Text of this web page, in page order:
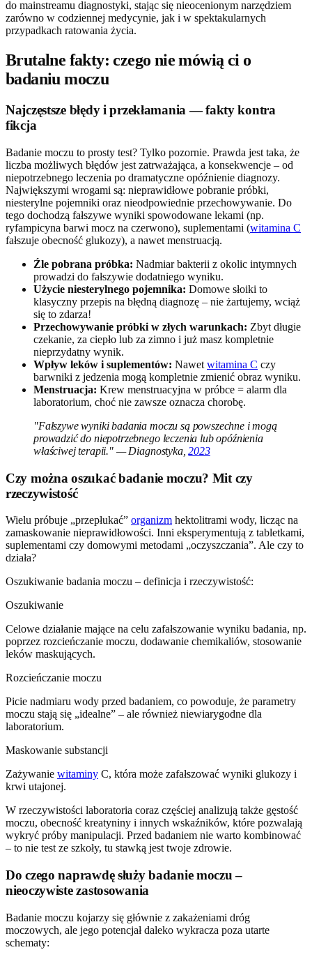
do mainstreamu diagnostyki, stając się nieocenionym narzędziem
zarówno w codziennej medycynie, jak i w spektakularnych
przypadkach ratowania życia.
Brutalne fakty: czego nie mówią ci o
badaniu moczu
Najczęstsze błędy i przekłamania — fakty kontra
fikcja
Badanie moczu to prosty test? Tylko pozornie. Prawda jest taka, że
liczba możliwych błędów jest zatrważająca, a konsekwencje – od
niepotrzebnego leczenia po dramatyczne opóźnienie diagnozy.
Największymi wrogami są: nieprawidłowe pobranie próbki,
niesterylne pojemniki oraz nieodpowiednie przechowywanie. Do
tego dochodzą fałszywe wyniki spowodowane lekami (np.
ryfampicyna barwi mocz na czerwono), suplementami (witamina C
fałszuje obecność glukozy), a nawet menstruacją.
Źle pobrana próbka: Nadmiar bakterii z okolic intymnych
prowadzi do fałszywie dodatniego wyniku.
Użycie niesterylnego pojemnika: Domowe słoiki to
klasyczny przepis na błędną diagnozę – nie żartujemy, wciąż
się to zdarza!
Przechowywanie próbki w złych warunkach: Zbyt długie
czekanie, za ciepło lub za zimno i już masz kompletnie
nieprzydatny wynik.
Wpływ leków i suplementów: Nawet witamina C czy
barwniki z jedzenia mogą kompletnie zmienić obraz wyniku.
Menstruacja: Krew menstruacyjna w próbce = alarm dla
laboratorium, choć nie zawsze oznacza chorobę.
"Fałszywe wyniki badania moczu są powszechne i mogą
prowadzić do niepotrzebnego leczenia lub opóźnienia
właściwej terapii." — Diagnostyka,2023
Czy można oszukać badanie moczu? Mit czy
rzeczywistość
Wielu próbuje „przepłukać” organizm hektolitrami wody, licząc na
zamaskowanie nieprawidłowości. Inni eksperymentują z tabletkami,
suplementami czy domowymi metodami „oczyszczania”. Ale czy to
działa?
Oszukiwanie badania moczu – definicja i rzeczywistość:
Oszukiwanie
Celowe działanie mające na celu zafałszowanie wyniku badania, np.
poprzez rozcieńczanie moczu, dodawanie chemikaliów, stosowanie
leków maskujących.
Rozcieńczanie moczu
Picie nadmiaru wody przed badaniem, co powoduje, że parametry
moczu stają się „idealne” – ale również niewiarygodne dla
laboratorium.
Maskowanie substancji
Zażywanie witaminy C, która może zafałszować wyniki glukozy i
krwi utajonej.
W rzeczywistości laboratoria coraz częściej analizują także gęstość
moczu, obecność kreatyniny i innych wskaźników, które pozwalają
wykryć próby manipulacji. Przed badaniem nie warto kombinować
– to nie test ze szkoły, tu stawką jest twoje zdrowie.
Do czego naprawdę służy badanie moczu –
nieoczywiste zastosowania
Badanie moczu kojarzy się głównie z zakażeniami dróg
moczowych, ale jego potencjał daleko wykracza poza utarte
schematy: